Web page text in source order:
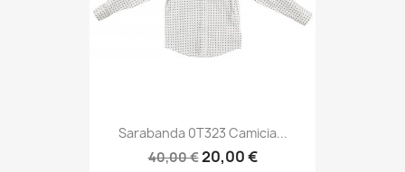
Sarabanda 0T323 Camicia...
40,00 €20,00 €